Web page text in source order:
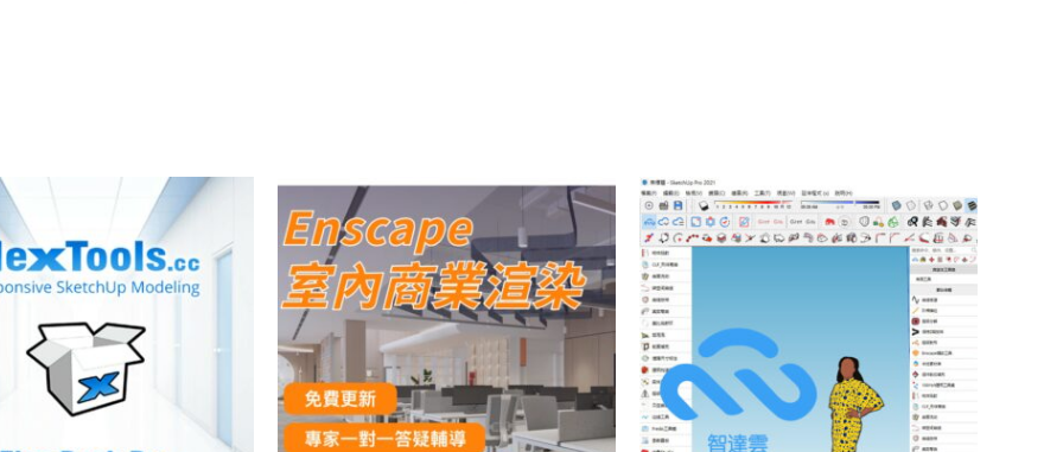
原
始
價
格：
NT$52,000。
目
價
格：
NT$46,800。
格
範
NT$1,200
NT$1,800